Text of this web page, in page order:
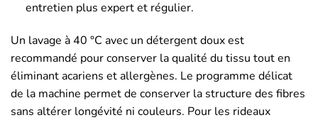
entretien plus expert et régulier.
Un lavage à 40 °C avec un détergent doux est
recommandé pour conserver la qualité du tissu tout en
éliminant acariens et allergènes. Le programme délicat
de la machine permet de conserver la structure des fibres
sans altérer longévité ni couleurs. Pour les rideaux